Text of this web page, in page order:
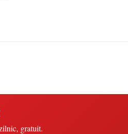
gratuit.